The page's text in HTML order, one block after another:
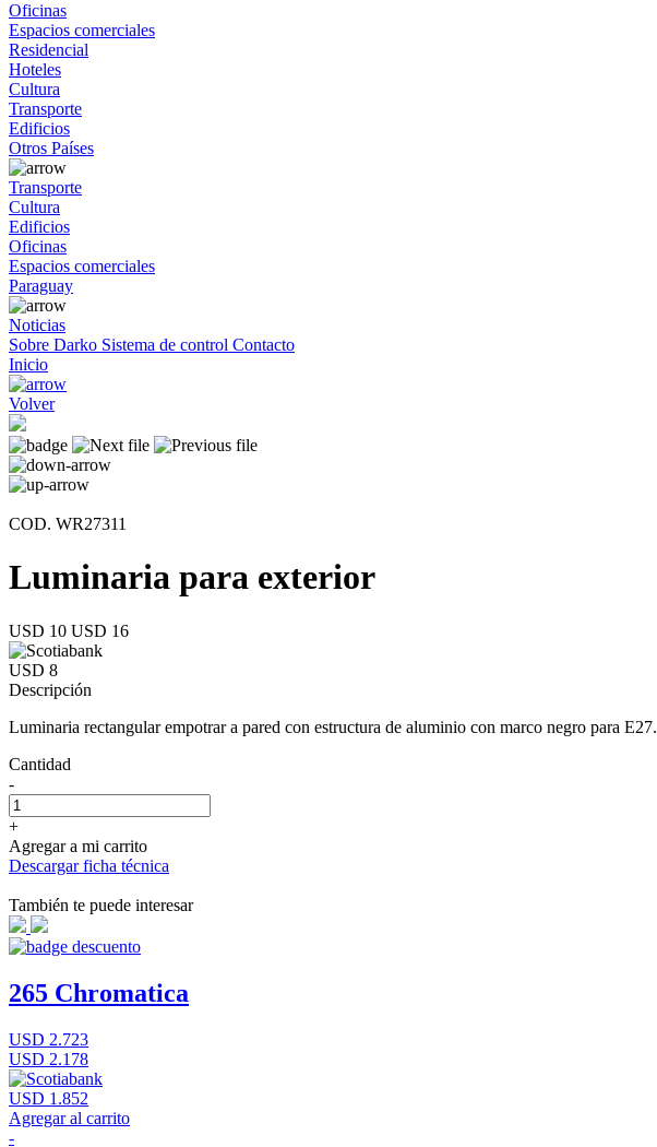
Oficinas
Espacios comerciales
Residencial
Hoteles
Cultura
Transporte
Edificios
Otros Países
Transporte
Cultura
Edificios
Oficinas
Espacios comerciales
Paraguay
Noticias
Sobre Darko Sistema de control Contacto
Inicio
Volver
COD. WR27311
Luminaria para exterior
USD 10 USD 16
USD 8
Descripción
Luminaria rectangular empotrar a pared con estructura de aluminio con marco negro para E27.
Cantidad
-
+
Agregar a mi carrito
Descargar ficha técnica
También te puede interesar
265 Chromatica
USD 2.723
USD 2.178
USD 1.852
Agregar al carrito
-